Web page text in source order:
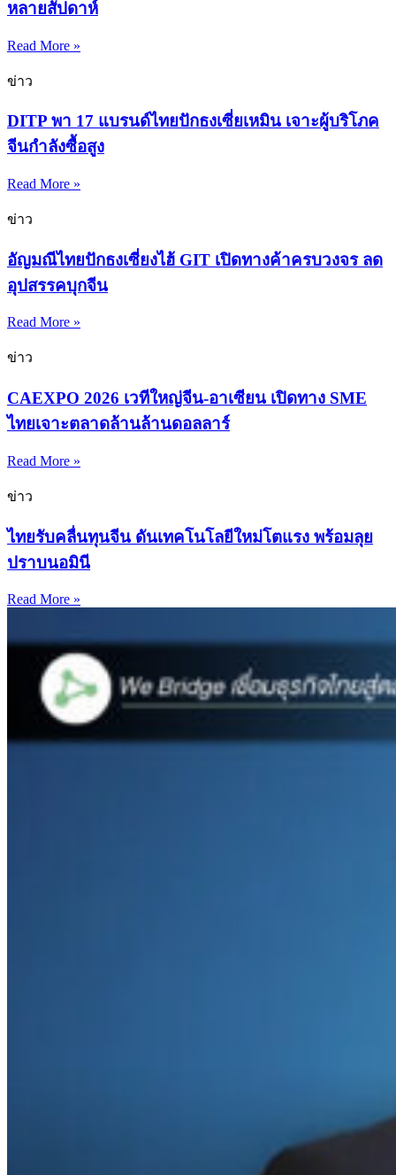
หลายสัปดาห์
Read More »
ข่าว
DITP พา 17 แบรนด์ไทยปักธงเซี่ยเหมิน เจาะผู้บริโภค
จีนกำลังซื้อสูง
Read More »
ข่าว
อัญมณีไทยปักธงเซี่ยงไฮ้ GIT เปิดทางค้าครบวงจร ลด
อุปสรรคบุกจีน
Read More »
ข่าว
CAEXPO 2026 เวทีใหญ่จีน-อาเซียน เปิดทาง SME
ไทยเจาะตลาดล้านล้านดอลลาร์
Read More »
ข่าว
ไทยรับคลื่นทุนจีน ดันเทคโนโลยีใหม่โตแรง พร้อมลุย
ปราบนอมินี
Read More »